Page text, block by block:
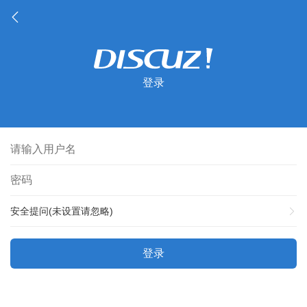
登录
安全提问(未设置请忽略)
登录